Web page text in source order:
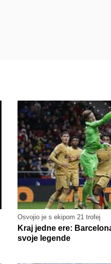
Osvojio je s ekipom 21 trofej
Kraj jedne ere:
svoje legende